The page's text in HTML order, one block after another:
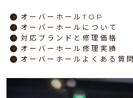
オーバーホールTOP
オーバーホール について
対応ブランドと修理価格
オーバーホール修理実績
オーバーホール よくある質問